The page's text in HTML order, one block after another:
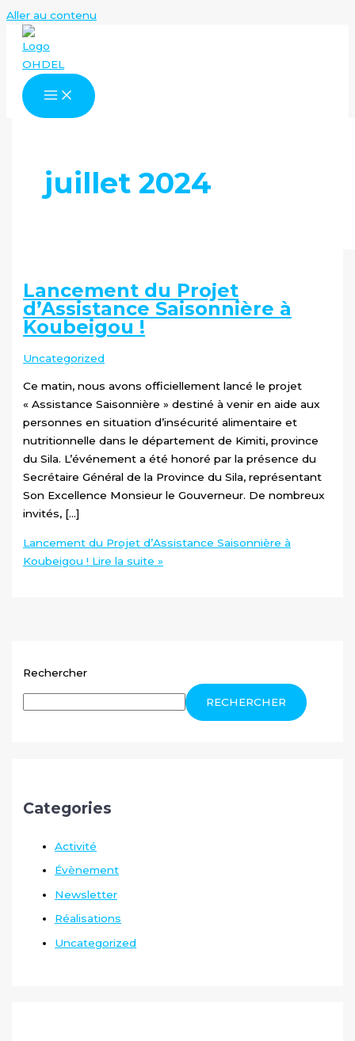
Aller au contenu
juillet 2024
Lancement du Projet
d’Assistance Saisonnière à
Koubeigou !
Uncategorized
Ce matin, nous avons officiellement lancé le projet
« Assistance Saisonnière » destiné à venir en aide aux
personnes en situation d’insécurité alimentaire et
nutritionnelle dans le département de Kimiti, province
du Sila. L’événement a été honoré par la présence du
Secrétaire Général de la Province du Sila, représentant
Son Excellence Monsieur le Gouverneur. De nombreux
invités, […]
Lancement du Projet d’Assistance Saisonnière à
Koubeigou ! Lire la suite »
Rechercher
RECHERCHER
Categories
Activité
Évènement
Newsletter
Réalisations
Uncategorized